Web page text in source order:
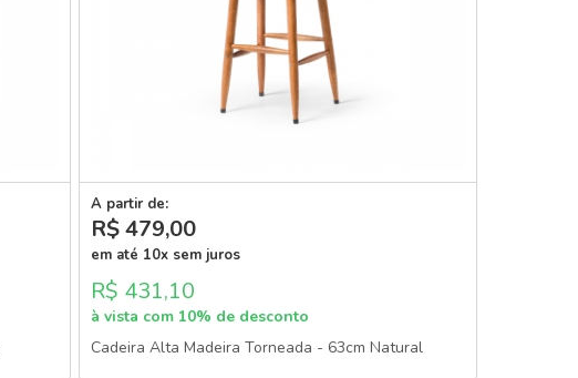
A partir de:
R$ 479,00
em até 10x sem juros
R$ 431,10
à vista com 10% de desconto
Cadeira Alta Madeira Torneada - 63cm Natural